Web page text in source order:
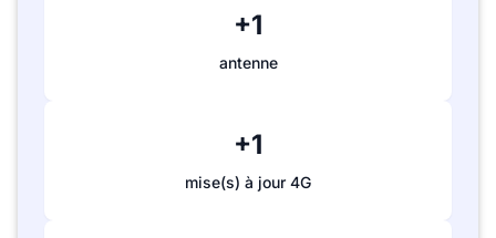
+1
antenne
+1
mise(s) à jour 4G